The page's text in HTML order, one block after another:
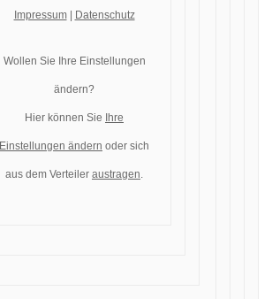
Impressum| Datenschutz
Wollen Sie Ihre Einstellungen
ändern?
Hier können Sie Ihre
Einstellungen ändern oder sich
aus dem Verteiler austragen.